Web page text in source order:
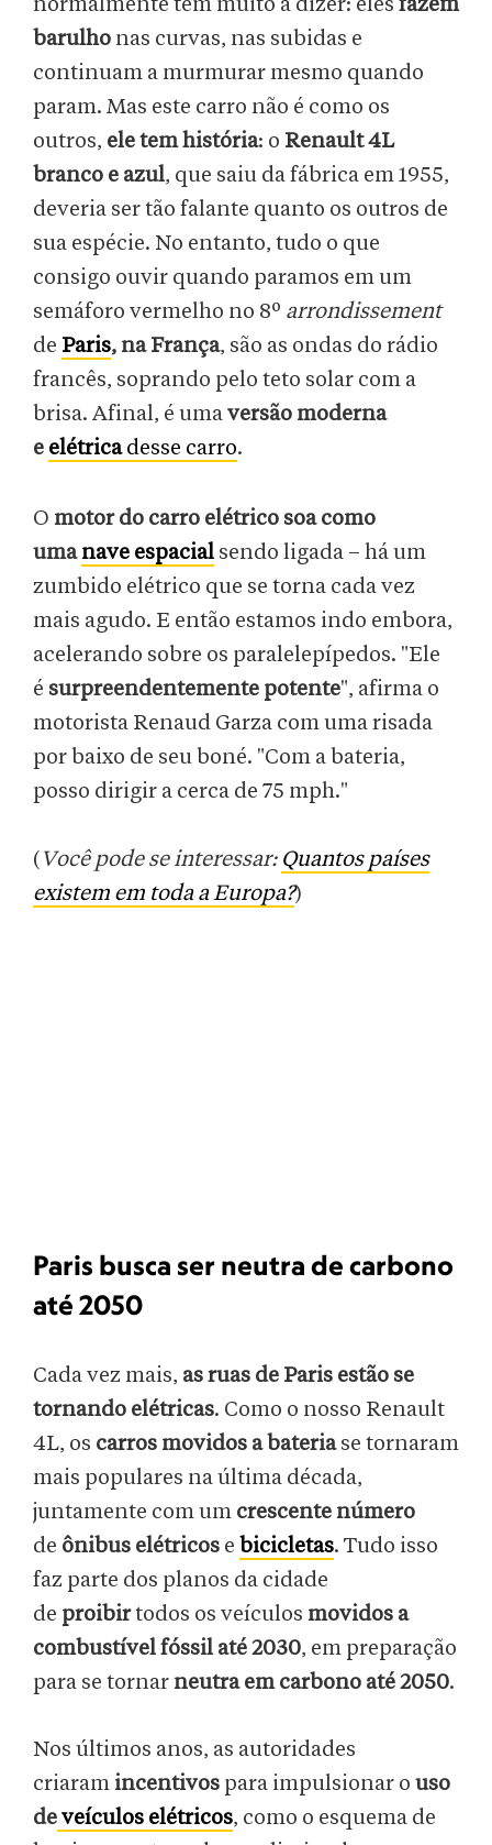
normalmente têm muito a dizer: eles fazem
barulho nas curvas, nas subidas e
continuam a murmurar mesmo quando
param. Mas este carro não é como os
outros, ele tem história: o Renault 4L
branco e azul, que saiu da fábrica em 1955,
deveria ser tão falante quanto os outros de
sua espécie. No entanto, tudo o que
consigo ouvir quando paramos em um
semáforo vermelho no 8º arrondissement
de Paris, na França, são as ondas do rádio
francês, soprando pelo teto solar com a
brisa. Afinal, é umaversão moderna
e elétricadesse carro.
O motor do carro elétrico soa como
umanave espacial sendo ligada – há um
zumbido elétrico que se torna cada vez
mais agudo. E então estamos indo embora,
acelerando sobre os paralelepípedos. "Ele
é surpreendentemente potente", afirma o
motorista Renaud Garza com uma risada
por baixo de seu boné. "Com a bateria,
posso dirigir a cerca de 75 mph."
( Você pode se interessar: Quantos países
existem em toda a Europa?)
Paris busca ser neutra de carbono
até 2050
Cada vez mais, as ruas de Paris estão se
tornando elétricas. Como o nosso Renault
4L, os carros movidos a bateriase tornaram
mais populares na última década,
juntamente com um crescente número
de ônibus elétricos e bicicletas. Tudo isso
faz parte dos planos da cidade
de proibirtodos os veículos movidos a
combustível fóssil até 2030, em preparação
para se tornar neutra em carbono até 2050.
Nos últimos anos, as autoridades
criaram incentivos para impulsionar o uso
deveículos elétricos, como o esquema de